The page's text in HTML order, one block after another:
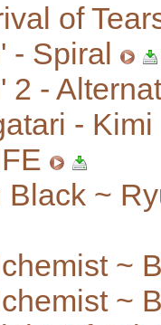
of
- Spiral
2 -
-
Black ~
~
~